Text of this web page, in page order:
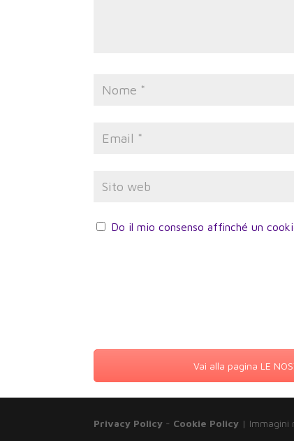
Do il mio consenso affinché un
Vai alla pagina LE
Privacy Policy - Cookie Policy | Immagini